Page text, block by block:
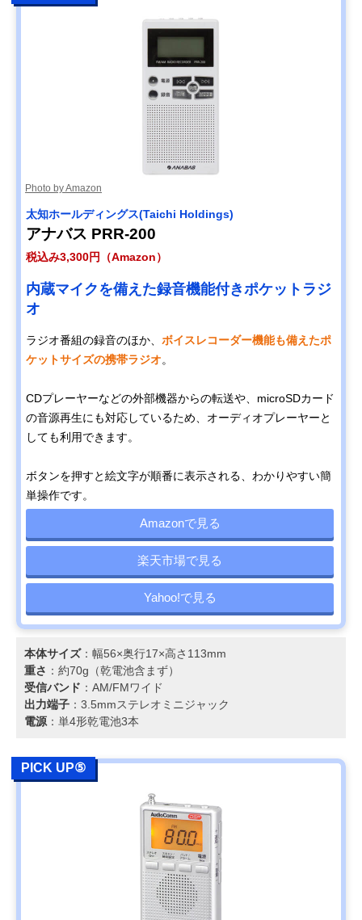
Photo by Amazon
太知ホールディングス(Taichi Holdings)
アナバス PRR-200
税込み3,300円（Amazon）
内蔵マイクを備えた録音機能付きポケットラジ
オ
ラジオ番組の録音のほか、 ボイスレコーダー機能も備えたポ
ケットサイズの携帯ラジオ。
CDプレーヤーなどの外部機器からの転送や、microSDカード
の音源再生にも対応しているため、オーディオプレーヤーと
しても利用できます。
ボタンを押すと絵文字が順番に表示される、わかりやすい簡
単操作です。
Amazonで見る
楽天市場で見る
Yahoo!で見る
本体サイズ：幅56×奥行17×高さ113mm
重さ ：約70g（乾電池含まず）
受信バンド ：AM/FMワイド
出力端子 ：3.5mmステレオミニジャック
電源 ：単4形乾電池3本
PICK UP⑤